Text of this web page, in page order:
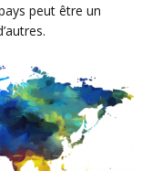
peut être un